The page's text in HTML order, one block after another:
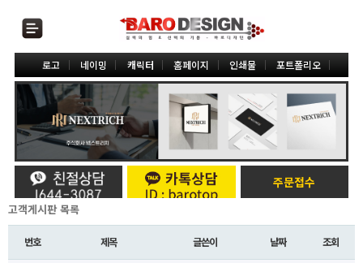
로고 네이밍 캐릭터 홈페이지 인쇄물 포트폴리오
주문접수
고객게시판 목록
번호 제목 글쓴이 날짜 조회